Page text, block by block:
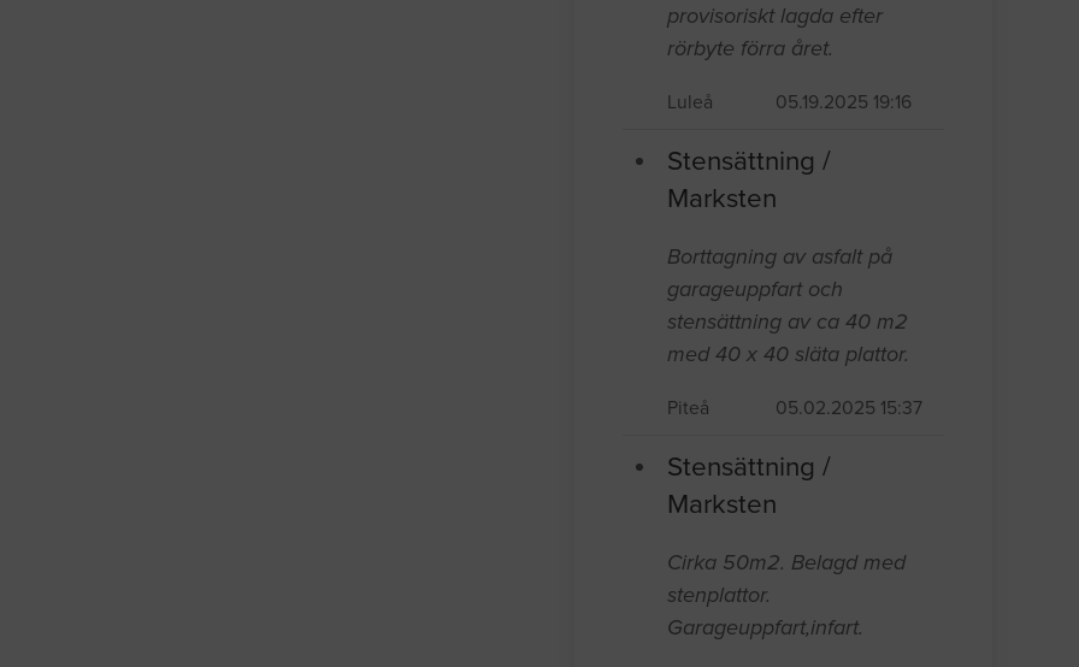
provisoriskt lagda efter
rörbyte förra året.
Luleå 05.19.2025 19:16
Stensättning /
Marksten
Borttagning av asfalt på
garageuppfart och
stensättning av ca 40 m2
med 40 x 40 släta plattor.
Piteå 05.02.2025 15:37
Stensättning /
Marksten
Cirka 50m2. Belagd med
stenplattor.
Garageuppfart,infart.